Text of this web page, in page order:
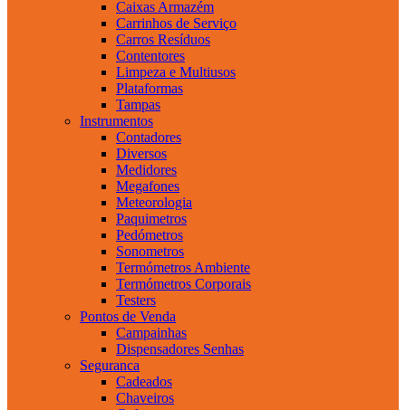
Caixas Armazém
Carrinhos de Serviço
Carros Resíduos
Contentores
Limpeza e Multiusos
Plataformas
Tampas
Instrumentos
Contadores
Diversos
Medidores
Megafones
Meteorologia
Paquimetros
Pedómetros
Sonometros
Termómetros Ambiente
Termómetros Corporais
Testers
Pontos de Venda
Campainhas
Dispensadores Senhas
Seguranca
Cadeados
Chaveiros